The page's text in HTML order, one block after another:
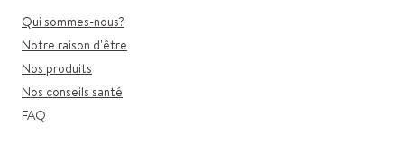
Qui sommes-nous?
Notre raison d'être
Nos produits
Nos conseils santé
FAQ